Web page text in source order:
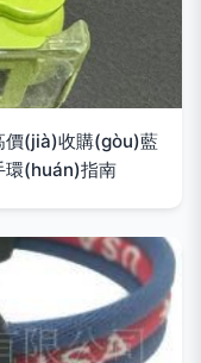
價(jià)收購(gòu)藍
(huán)指南